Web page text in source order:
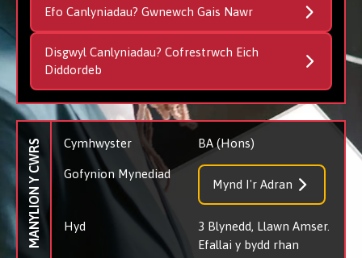
Efo Canlyniadau? Gwnewch Gais Nawr
Disgwyl Canlyniadau? Cofrestrwch Eich
Diddordeb
MANYLION Y CWRS Cymhwyster BA (Hons)
Gofynion Mynediad
Mynd I'r Adran
Hyd
3 Blynedd, Llawn Amser.
Efallai y bydd rhan